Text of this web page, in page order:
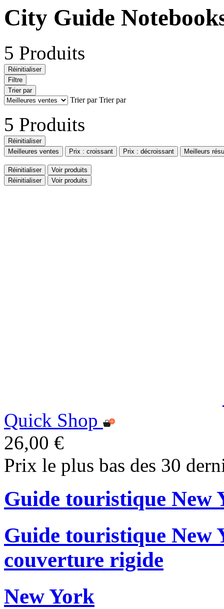
City Guide
5 Produits
Réinitialiser
Filtre
Trier par
Trier parTrier par
5 Produits
Réinitialiser
Meilleures ventes
Prix : croissant Prix : décroissant Meilleurs
Réinitialiser
Voir produits
Réinitialiser
Voir produits
Quick Shop
26,00 €
Prix le plus bas des 30
Guide touristique
Guide touristique New
couverture rigide
New York